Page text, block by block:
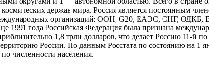
держав мира. Россия является постоянным
международных организаций: ООН, G20, ЕАЭС, СНГ,
1991 года Российская Федерация была признана
1,8 трлн долларов, что делает Россию
России. По данным Росстата по состоянию на 1
численности населения.